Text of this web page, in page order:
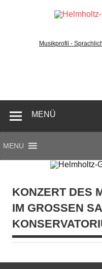
Musikprofil -
MENÜ
MENU
KONZERT DES
IM GROSSEN